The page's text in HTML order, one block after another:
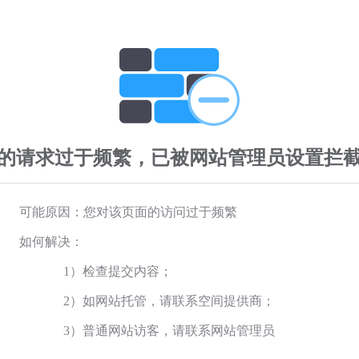
请求过于频繁，已被网站管理员设置拦
可能原因：您对该页面的访问过于频繁
如何解决：
1）检查提交内容；
2）如网站托管，请联系空间提供商；
3）普通网站访客，请联系网站管理员